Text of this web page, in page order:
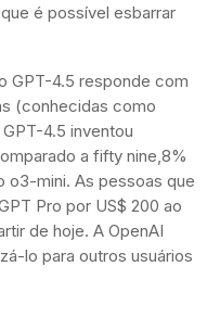
é possível esbarrar
GPT-4.5 responde com
(conhecidas como
4.5 inventou
a fifty nine,8%
o3-mini. As pessoas que
Pro por US$ 200 ao
de hoje. A OpenAI
lo para outros usuários